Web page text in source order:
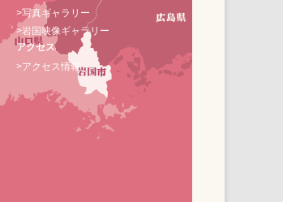
>写真ギャラリー
>岩国映像ギャラリー
アクセス
>アクセス情報